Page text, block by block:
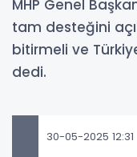
MHP Genel
tam desteğini
bitirmeli ve
dedi.
30-05-2025 12:31